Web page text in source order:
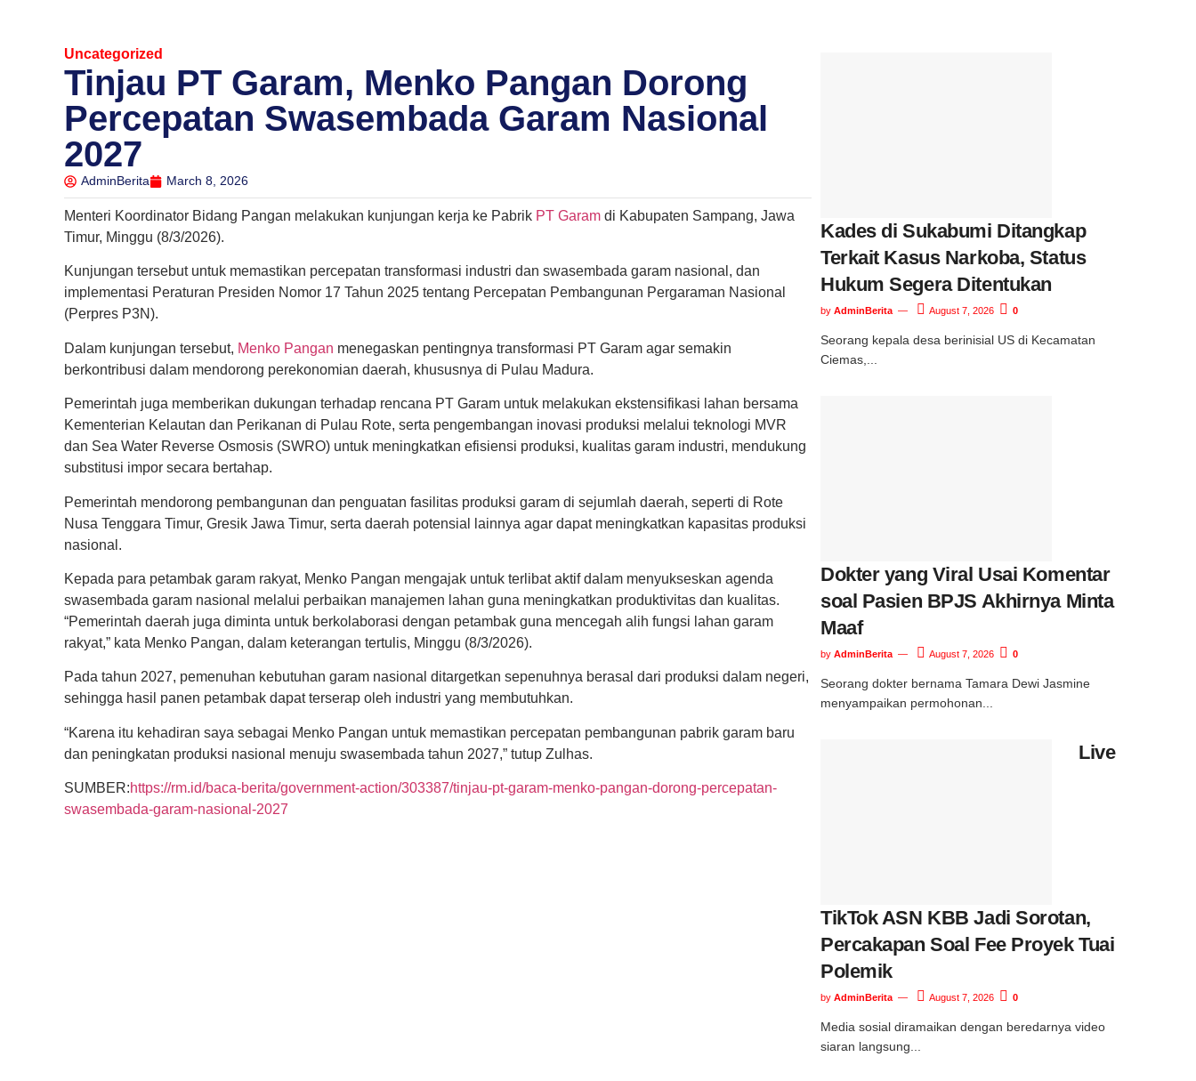
Uncategorized
Tinjau PT Garam, Menko Pangan Dorong
Percepatan Swasembada Garam Nasional
2027
AdminBerita March 8, 2026
Menteri Koordinator Bidang Pangan melakukan kunjungan kerja ke Pabrik PT Garam di Kabupaten Sampang, Jawa
Timur, Minggu (8/3/2026).
Kunjungan tersebut untuk memastikan percepatan transformasi industri dan swasembada garam nasional, dan
implementasi Peraturan Presiden Nomor 17 Tahun 2025 tentang Percepatan Pembangunan Pergaraman Nasional
(Perpres P3N).
Dalam kunjungan tersebut, Menko Pangan menegaskan pentingnya transformasi PT Garam agar semakin
berkontribusi dalam mendorong perekonomian daerah, khususnya di Pulau Madura.
Pemerintah juga memberikan dukungan terhadap rencana PT Garam untuk melakukan ekstensifikasi lahan bersama
Kementerian Kelautan dan Perikanan di Pulau Rote, serta pengembangan inovasi produksi melalui teknologi MVR
dan Sea Water Reverse Osmosis (SWRO) untuk meningkatkan efisiensi produksi, kualitas garam industri, mendukung
substitusi impor secara bertahap.
Pemerintah mendorong pembangunan dan penguatan fasilitas produksi garam di sejumlah daerah, seperti di Rote
Nusa Tenggara Timur, Gresik Jawa Timur, serta daerah potensial lainnya agar dapat meningkatkan kapasitas produksi
nasional.
Kepada para petambak garam rakyat, Menko Pangan mengajak untuk terlibat aktif dalam menyukseskan agenda
swasembada garam nasional melalui perbaikan manajemen lahan guna meningkatkan produktivitas dan kualitas.
“Pemerintah daerah juga diminta untuk berkolaborasi dengan petambak guna mencegah alih fungsi lahan garam
rakyat,” kata Menko Pangan, dalam keterangan tertulis, Minggu (8/3/2026).
Pada tahun 2027, pemenuhan kebutuhan garam nasional ditargetkan sepenuhnya berasal dari produksi dalam negeri,
sehingga hasil panen petambak dapat terserap oleh industri yang membutuhkan.
“Karena itu kehadiran saya sebagai Menko Pangan untuk memastikan percepatan pembangunan pabrik garam baru
dan peningkatan produksi nasional menuju swasembada tahun 2027,” tutup Zulhas.
SUMBER:https://rm.id/baca-berita/government-action/303387/tinjau-pt-garam-menko-pangan-dorong-percepatan-
swasembada-garam-nasional-2027
Kades di Sukabumi Ditangkap
Terkait Kasus Narkoba, Status
Hukum Segera Ditentukan
by AdminBerita August 7, 2026 0
Seorang kepala desa berinisial US di Kecamatan
Ciemas,...
Dokter yang Viral Usai Komentar
soal Pasien BPJS Akhirnya Minta
Maaf
by AdminBerita August 7, 2026 0
Seorang dokter bernama Tamara Dewi Jasmine
menyampaikan permohonan...
Live
TikTok ASN KBB Jadi Sorotan,
Percakapan Soal Fee Proyek Tuai
Polemik
by AdminBerita August 7, 2026 0
Media sosial diramaikan dengan beredarnya video
siaran langsung...